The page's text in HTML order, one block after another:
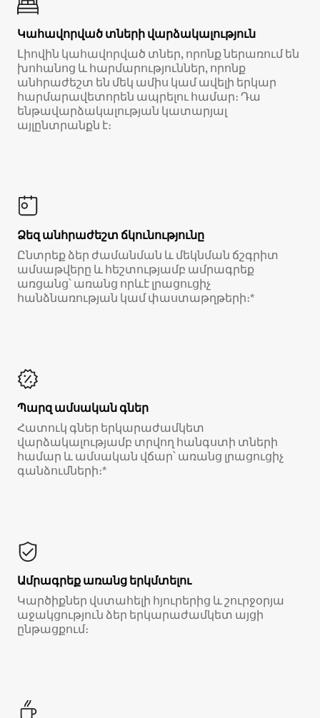
Կահավորված տների վարձակալություն
Լիովին կահավորված տներ, որոնք ներառում են
խոհանոց և հարմարություններ, որոնք
անհրաժեշտ են մեկ ամիս կամ ավելի երկար
հարմարավետորեն ապրելու համար։ Դա
ենթավարձակալության կատարյալ
այլընտրանքն է։
Ձեզ անհրաժեշտ ճկունությունը
Ընտրեք ձեր ժամանման և մեկնման ճշգրիտ
ամսաթվերը և հեշտությամբ ամրագրեք
առցանց՝ առանց որևէ լրացուցիչ
հանձնառության կամ փաստաթղթերի։*
Պարզ ամսական գներ
Հատուկ գներ երկարաժամկետ
վարձակալությամբ տրվող հանգստի տների
համար և ամսական վճար՝ առանց լրացուցիչ
գանձումների։*
Ամրագրեք առանց երկմտելու
Կարծիքներ վստահելի հյուրերից և շուրջօրյա
աջակցություն ձեր երկարաժամկետ այցի
ընթացքում։